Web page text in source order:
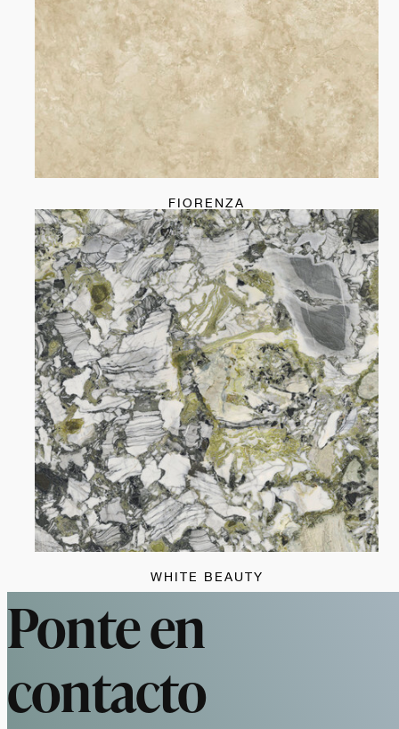
FIORENZA
WHITE BEAUTY
Ponte en
contacto